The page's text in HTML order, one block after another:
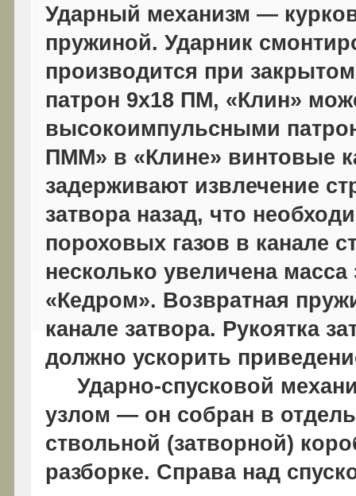
Ударный механизм —
пружиной. Ударник
производится при
патрон 9x18 ПМ, «Клин»
высокоимпульсными
ПММ» в «Клине» винтовые
задерживают извлечение
затвора назад, что
пороховых газов в канале
несколько увеличена
«Кедром». Возвратная
канале затвора. Рукоятка
должно ускорить
Ударно-спусковой
узлом — он собран в
ствольной (затворной)
разборке. Справа над